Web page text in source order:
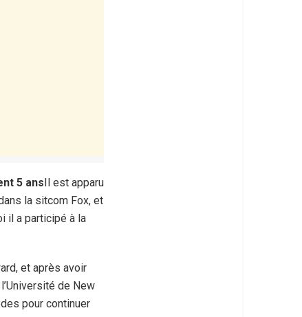
5 ansIl est apparu
la sitcom Fox, et
il a participé à la
et après avoir
de New
pour continuer